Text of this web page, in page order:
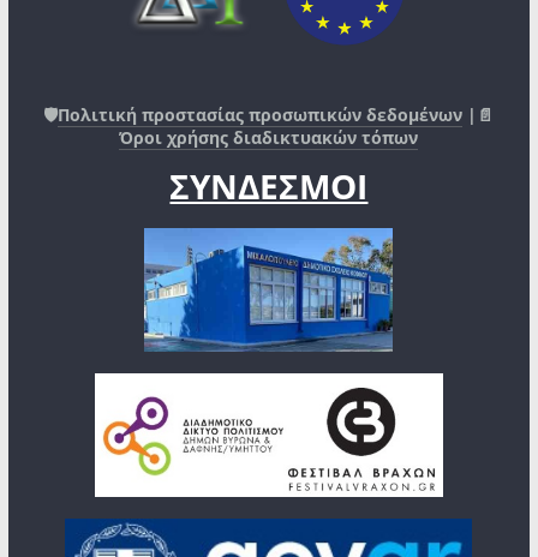
🛡️Πολιτική προστασίας προσωπικών δεδομένων |📄
Όροι χρήσης διαδικτυακών τόπων
ΣΥΝΔΕΣΜΟΙ